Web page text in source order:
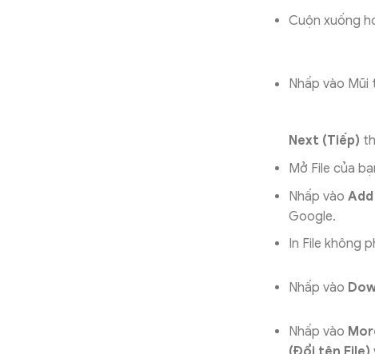
Cuộn xuống
Nhấp vào Mũi
Next (Tiếp)
Mở File của
Nhấp vào
Google.
In File không
Nhấp vào
Nhấp vào